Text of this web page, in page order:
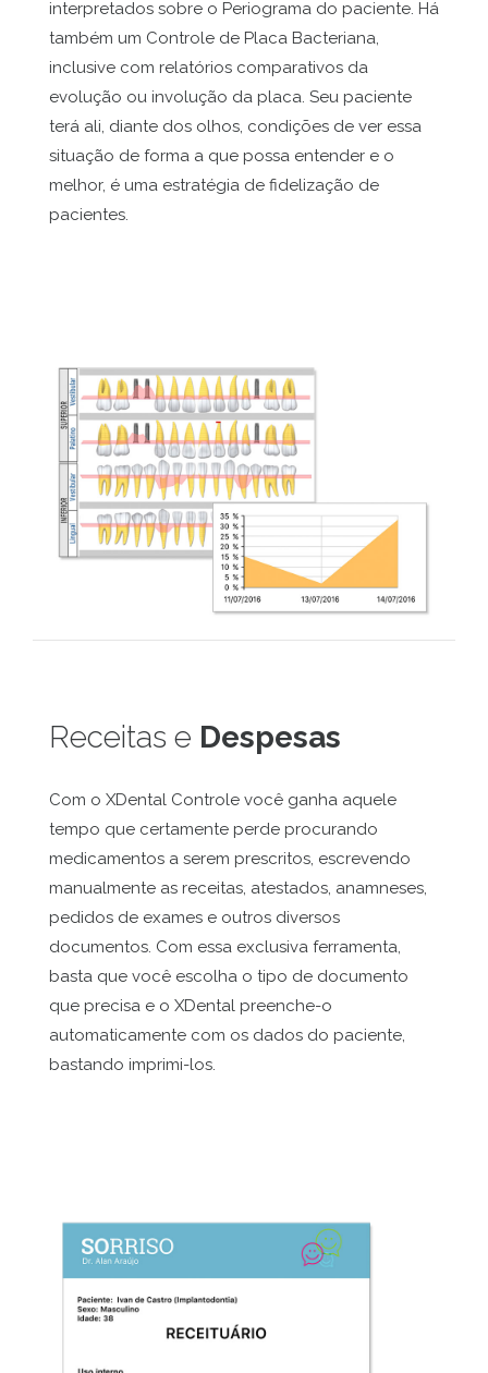
interpretados sobre o Periograma do paciente. Há
também um Controle de Placa Bacteriana,
inclusive com relatórios comparativos da
evolução ou involução da placa. Seu paciente
terá ali, diante dos olhos, condições de ver essa
situação de forma a que possa entender e o
melhor, é uma estratégia de fidelização de
pacientes.
Receitas e Despesas
Com o XDental Controle você ganha aquele
tempo que certamente perde procurando
medicamentos a serem prescritos, escrevendo
manualmente as receitas, atestados, anamneses,
pedidos de exames e outros diversos
documentos. Com essa exclusiva ferramenta,
basta que você escolha o tipo de documento
que precisa e o XDental preenche-o
automaticamente com os dados do paciente,
bastando imprimi-los.